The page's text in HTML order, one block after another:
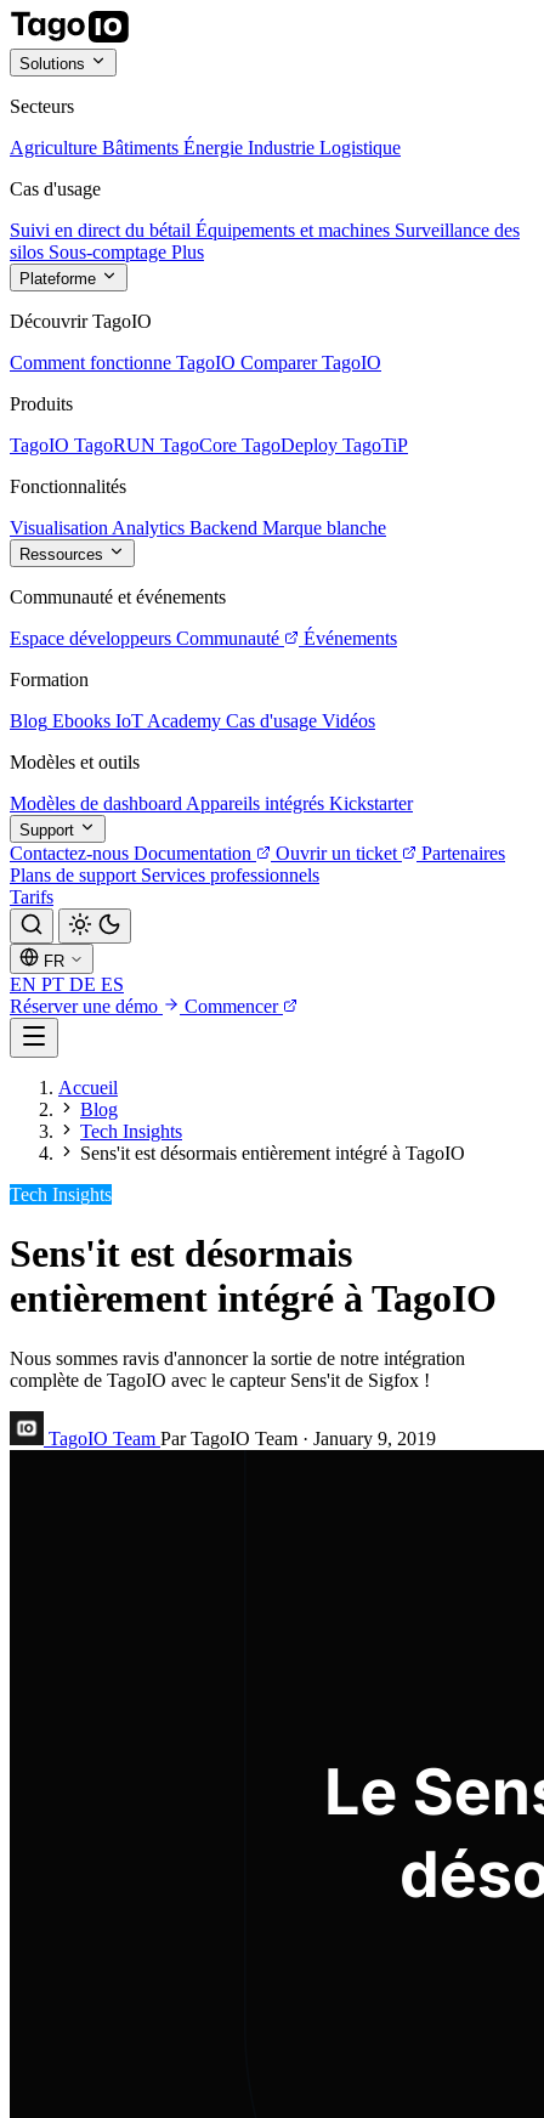
Solutions
Secteurs
Agriculture Bâtiments Énergie Industrie Logistique
Cas d'usage
Suivi en direct du bétail Équipements et machines Surveillance des
silos Sous-comptage Plus
Plateforme
Découvrir TagoIO
Comment fonctionne TagoIO Comparer TagoIO
Produits
TagoIO TagoRUN TagoCore TagoDeploy TagoTiP
Fonctionnalités
Visualisation Analytics Backend Marque blanche
Ressources
Communauté et événements
Espace développeurs Communauté
Événements
Formation
Blog Ebooks IoT Academy Cas d'usage Vidéos
Modèles et outils
Modèles de dashboard Appareils intégrés Kickstarter
Support
Contactez-nous Documentation Ouvrir un ticket
Partenaires
Plans de support Services professionnels
Tarifs
FR
EN PT DE ES
Réserver une démo
Commencer
Accueil
Blog
Tech Insights
Sens'it est désormais entièrement intégré à TagoIO
Tech Insights
Sens'it est désormais
entièrement intégré à TagoIO
Nous sommes ravis d'annoncer la sortie de notre intégration
complète de TagoIO avec le capteur Sens'it de Sigfox !
TagoIO Team Par TagoIO Team · January 9, 2019